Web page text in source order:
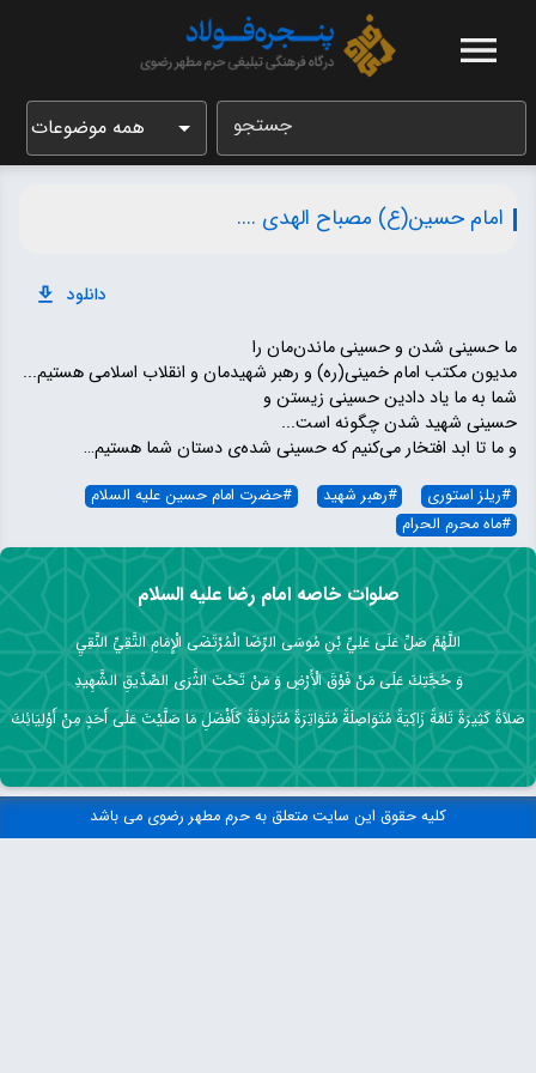
جستجو همه موضوعات
امام حسین(ع) مصباح الهدی ....
دانلود
ما حسینی شدن و حسینی ماندن‌مان را
مدیون مکتب امام خمینی(ره) و رهبر شهیدمان و انقلاب اسلامی‌ هستیم...
شما به ما یاد دادین حسینی زیستن و
حسینی شهید شدن چگونه است...
و ما تا ابد افتخار می‌کنیم که حسینی شده‌ی دستان شما هستیم…
#ریلز استوری #رهبر شهید #حضرت امام حسین علیه السلام
#ماه محرم الحرام
صلوات خاصه امام رضا علیه السلام
اللَّهُمَّ صَلِّ عَلَى عَلِيِّ بْنِ مُوسَى الرِّضَا الْمُرْتَضَى الْإِمَامِ التَّقِيِّ النَّقِيِ
وَ حُجَّتِكَ عَلَى مَنْ فَوْقَ الْأَرْضِ وَ مَنْ تَحْتَ الثَّرَى الصِّدِّيقِ الشَّهِيدِ
صَلاَةً كَثِيرَةً تَامَّةً زَاكِيَةً مُتَوَاصِلَةً مُتَوَاتِرَةً مُتَرَادِفَةً كَأَفْضَلِ مَا صَلَّيْتَ عَلَى أَحَدٍ مِنْ أَوْلِيَائِكَ
کلیه حقوق این سایت متعلق به حرم مطهر رضوی می باشد